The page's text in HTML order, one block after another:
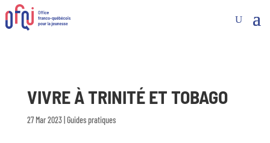
VIVRE À TRINITÉ ET TOBAGO
27 Mar 2023| Guides pratiques